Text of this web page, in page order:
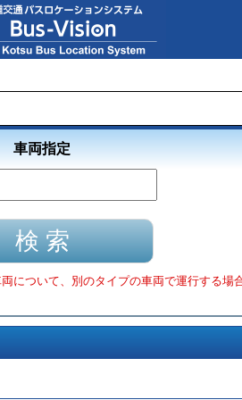
車両指定
について、別のタイプの車両で運行する場